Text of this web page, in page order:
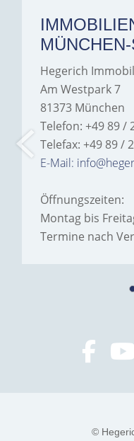
Hegerich
Am Westpark 7
81373 München
Telefon: +49 89 /
Telefax: +49 89 /
E-Mail:
Öffnungszeiten:
Montag bis
Termine nach
©